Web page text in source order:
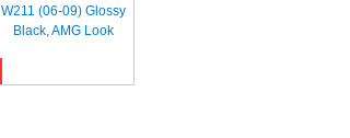
W211 (06-09) Glossy
Black, AMG Look